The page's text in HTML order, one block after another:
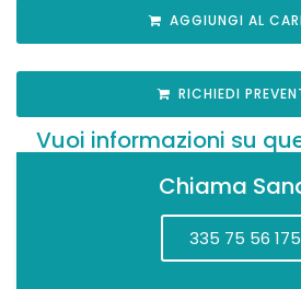
AGGIUNGI AL
RICHIEDI
Vuoi informazioni su
Chiama
335 75 56 175